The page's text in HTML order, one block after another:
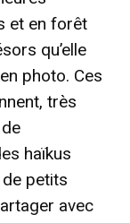
et en forêt
qu’elle
photo. Ces
très
haïkus
de petits
avec